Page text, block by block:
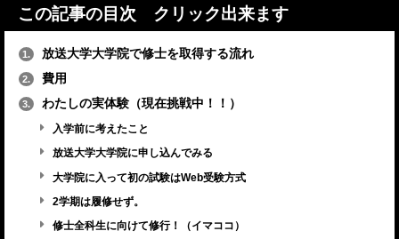
この記事の目次 クリック出来ます
1. 放送大学大学院で修士を取得する流れ
2. 費用
3. わたしの実体験（現在挑戦中！！）
入学前に考えたこと
放送大学大学院に申し込んでみる
大学院に入って初の試験はWeb受験方式
2学期は履修せず。
修士全科生に向けて修行！（イマココ）